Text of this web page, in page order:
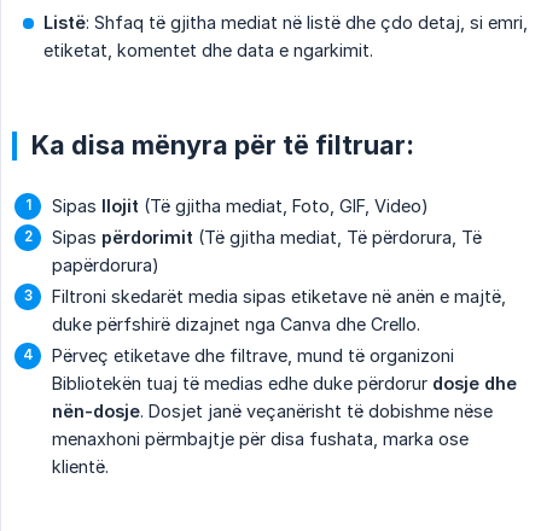
Listë: Shfaq të gjitha mediat në listë dhe çdo detaj, si emri,
etiketat, komentet dhe data e ngarkimit.
Ka disa mënyra për të filtruar:
Sipas llojit (Të gjitha mediat, Foto, GIF, Video)
Sipas përdorimit (Të gjitha mediat, Të përdorura, Të
papërdorura)
Filtroni skedarët media sipas etiketave në anën e majtë,
duke përfshirë dizajnet nga Canva dhe Crello.
Përveç etiketave dhe filtrave, mund të organizoni
Bibliotekën tuaj të medias edhe duke përdorur dosje dhe
nën-dosje. Dosjet janë veçanërisht të dobishme nëse
menaxhoni përmbajtje për disa fushata, marka ose
klientë.